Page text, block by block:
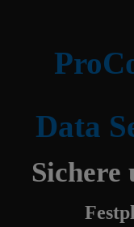
Data
Sichere